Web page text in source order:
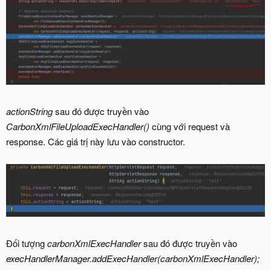
actionStringsau đó được truyền vào
CarbonXmlFileUploadExecHandler() cùng với request và
response. Các giá trị này lưu vào constructor.
Đối tượngcarbonXmlExecHandlersau đó được truyền vào
execHandlerManager.addExecHandler(carbonXmlExecHandler);